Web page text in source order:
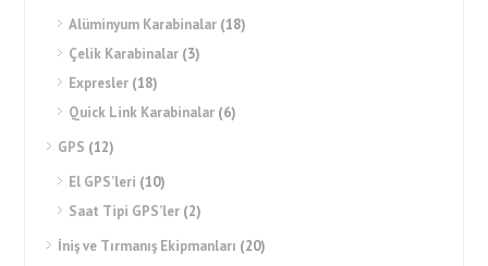
Alüminyum Karabinalar (18)
Çelik Karabinalar (3)
Expresler (18)
Quick Link Karabinalar (6)
GPS (12)
El GPS’leri (10)
Saat Tipi GPS’ler (2)
İniş ve Tırmanış Ekipmanları (20)